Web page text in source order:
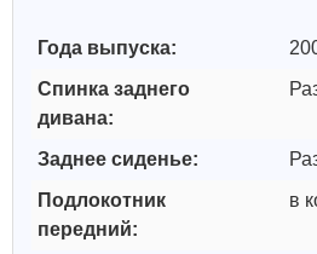
Года выпуска:
Спинка заднего
дивана:
Заднее сиденье:
Подлокотник
передний:
в